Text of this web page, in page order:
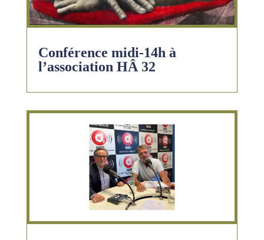
Conférence midi-14h à
l’association HÂ 32